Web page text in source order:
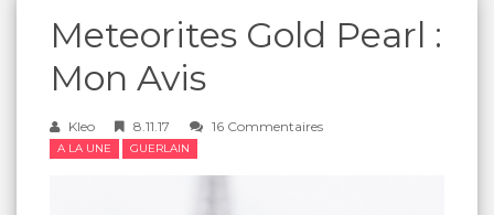
Meteorites Gold Pearl :
Mon Avis
Kleo 8.11.17 16 Commentaires
A LA UNE GUERLAIN